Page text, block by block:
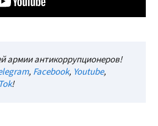
армии антикоррупционеров!
, Facebook, Youtube,
!